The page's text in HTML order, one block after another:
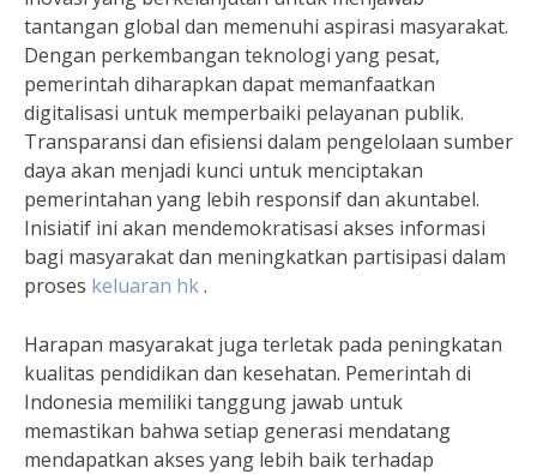
tantangan global dan memenuhi aspirasi masyarakat.
Dengan perkembangan teknologi yang pesat,
pemerintah diharapkan dapat memanfaatkan
digitalisasi untuk memperbaiki pelayanan publik.
Transparansi dan efisiensi dalam pengelolaan sumber
daya akan menjadi kunci untuk menciptakan
pemerintahan yang lebih responsif dan akuntabel.
Inisiatif ini akan mendemokratisasi akses informasi
bagi masyarakat dan meningkatkan partisipasi dalam
proses keluaran hk.
Harapan masyarakat juga terletak pada peningkatan
kualitas pendidikan dan kesehatan. Pemerintah di
Indonesia memiliki tanggung jawab untuk
memastikan bahwa setiap generasi mendatang
mendapatkan akses yang lebih baik terhadap